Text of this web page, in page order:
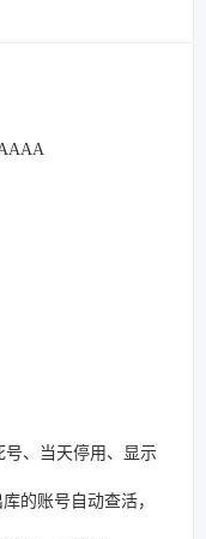
、当天停用、显示
的账号自动查活，